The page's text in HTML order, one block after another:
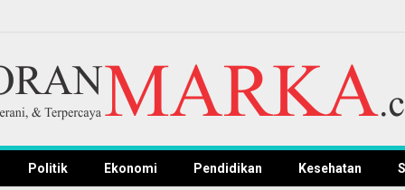
Politik Ekonomi Pendidikan Kesehatan